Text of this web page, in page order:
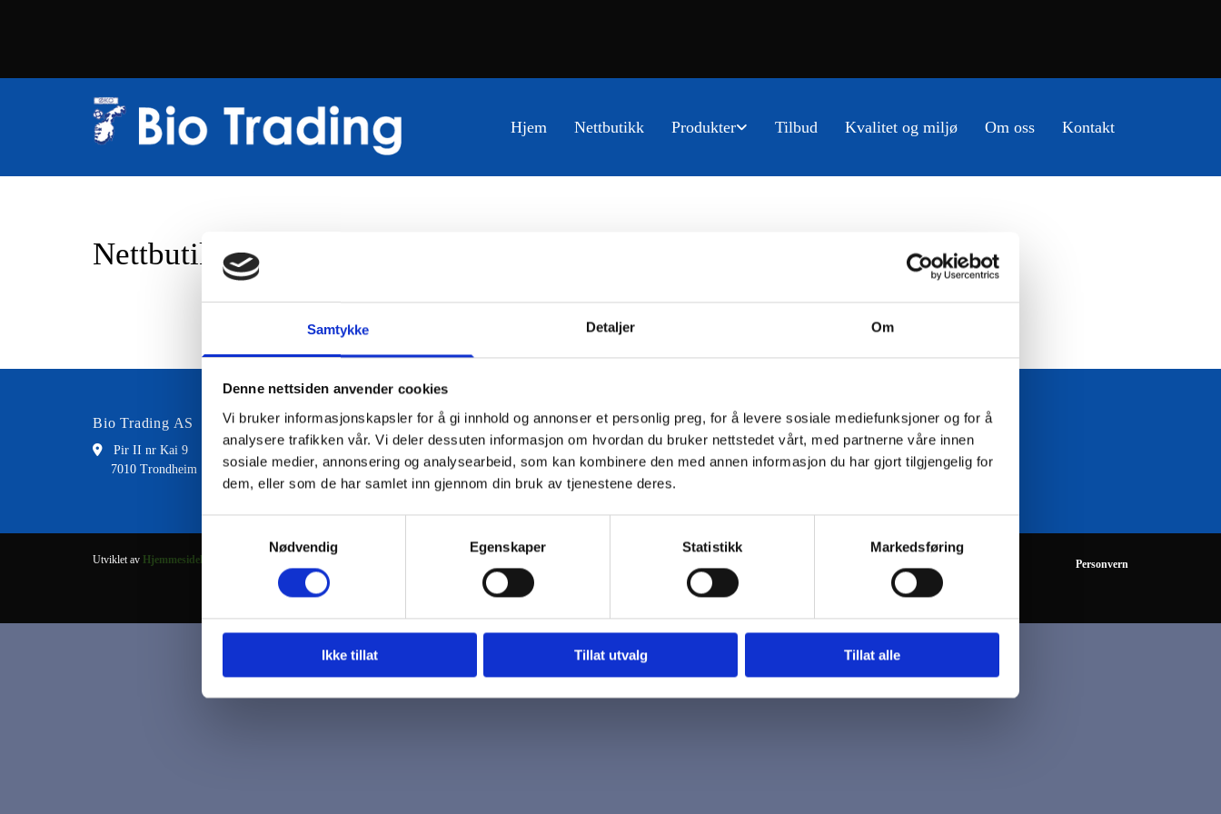
Samtykke Detaljer Om
Denne nettsiden anvender cookies
Vi bruker informasjonskapsler for å gi innhold og annonser et personlig preg, for å levere sosiale mediefunksjoner og for å
analysere trafikken vår. Vi deler dessuten informasjon om hvordan du bruker nettstedet vårt, med partnerne våre innen
sosiale medier, annonsering og analysearbeid, som kan kombinere den med annen informasjon du har gjort tilgjengelig for
dem, eller som de har samlet inn gjennom din bruk av tjenestene deres.
Nødvendig
Egenskaper Statistikk Markedsføring
Ikke tillat Tillat utvalg Tillat alle
Hjem Nettbutikk Produkter Tilbud Kvalitet og miljø Om oss Kontakt
Nettbutikk
Bio Trading AS
 Pir II nr Kai 9
7010 Trondheim
Kontakt oss
 frank@biotrading.no
Åpningstider
Utviklet av Hjemmesidehuset Personvern